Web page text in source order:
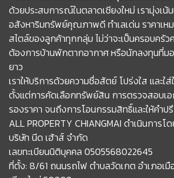
ด้วยประสบการณ์ในตลาดเชียงใหม่ เรามุ่งเน้
อสังหาริมทรัพย์คุณภาพดี ทำเลเด่น ราคาเหม
สไตล์ของลูกค้าทุกกลุ่ม ไม่ว่าจะเป็นครอบครัว
ต้องการบ้านพักตากอากาศ หรือนักลงทุนที่ม
ยาว
เราให้บริการด้วยความซื่อสัตย์ โปร่งใส และใ
ตั้งแต่การคัดเลือกทรัพย์สิน การตรวจสอบเอ
รองราคา จนถึงการโอนกรรมสิทธิ์และให้คำป
ALL PROPERTY CHIANGMAI ดำเนินการโ
บริษัท นีด เฮ้าส์ จำกัด
เลขทะเบียนนิติบุคคล 0505568022645
ที่ตั้ง: 8/61 ถนนรถไฟ ตำบลวัดเกต อำเภอเมื